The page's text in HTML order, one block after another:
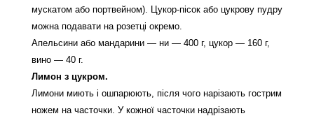
мускатом або портвейном). Цукор-пісок або цукрову пудру
можна подавати на розетці окремо.
Апельсини або мандарини — ни — 400 г, цукор — 160 г,
вино — 40 г.
Лимон з цукром.
Лимони миють і ошпарюють, після чого нарізають гострим
ножем на часточки. У кожної часточки надрізають